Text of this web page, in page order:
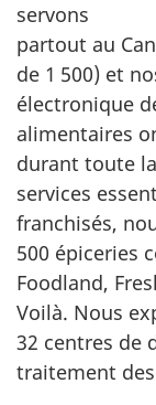
servons
partout au
de 1 500) et
électronique
alimentaires
durant toute
services
franchisés,
500 épiceries
Foodland,
Voilà. Nous
32 centres de
traitement